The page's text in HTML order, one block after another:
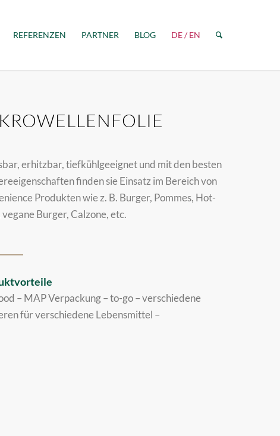
REFERENZEN PARTNER BLOG DE / EN
erhitzbar, tiefkühlgeeignet und mit den besten
finden sie Einsatz im Bereich von
Produkten wie z. B. Burger, Pommes, Hot-
vegane Burger, Calzone, etc.
– MAP Verpackung–to-go–verschiedene
für verschiedene Lebensmittel –